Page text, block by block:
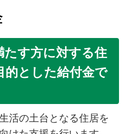
たす方に対する住
的とした給付金で
活の土台となる住居を